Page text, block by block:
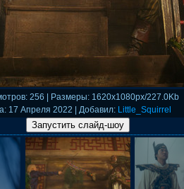
: 256 | Размеры: 1620x1080px/227.0Kb
: 17 Апреля 2022 | Добавил: Little_Squirrel